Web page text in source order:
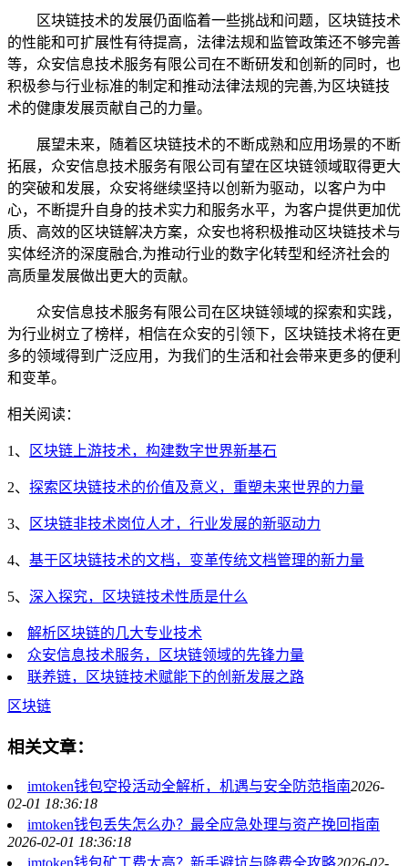
区块链技术的发展仍面临着一些挑战和问题，区块链技术
的性能和可扩展性有待提高，法律法规和监管政策还不够完善
等，众安信息技术服务有限公司在不断研发和创新的同时，也
积极参与行业标准的制定和推动法律法规的完善,为区块链技
术的健康发展贡献自己的力量。
展望未来，随着区块链技术的不断成熟和应用场景的不断
拓展，众安信息技术服务有限公司有望在区块链领域取得更大
的突破和发展，众安将继续坚持以创新为驱动，以客户为中
心，不断提升自身的技术实力和服务水平，为客户提供更加优
质、高效的区块链解决方案，众安也将积极推动区块链技术与
实体经济的深度融合,为推动行业的数字化转型和经济社会的
高质量发展做出更大的贡献。
众安信息技术服务有限公司在区块链领域的探索和实践，
为行业树立了榜样，相信在众安的引领下，区块链技术将在更
多的领域得到广泛应用，为我们的生活和社会带来更多的便利
和变革。
相关阅读：
1、 区块链上游技术，构建数字世界新基石
2、 探索区块链技术的价值及意义，重塑未来世界的力量
3、 区块链非技术岗位人才，行业发展的新驱动力
4、 基于区块链技术的文档，变革传统文档管理的新力量
5、 深入探究，区块链技术性质是什么
解析区块链的几大专业技术
众安信息技术服务，区块链领域的先锋力量
联养链，区块链技术赋能下的创新发展之路
区块链
相关文章：
imtoken钱包空投活动全解析，机遇与安全防范指南2026-
02-01 18:36:18
imtoken钱包丢失怎么办？最全应急处理与资产挽回指南
2026-02-01 18:36:18